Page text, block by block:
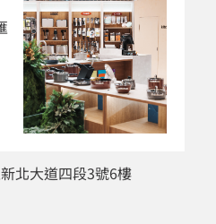
北大道四段3號6樓